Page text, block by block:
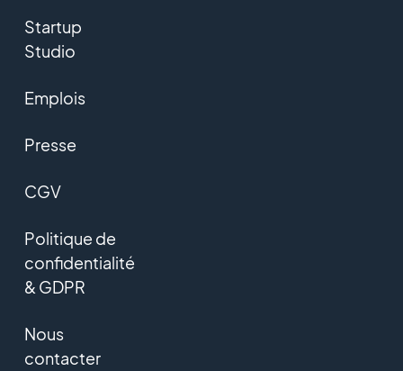
Startup
Studio
Emplois
Presse
CGV
Politique de
confidentialité
& GDPR
Nous
contacter